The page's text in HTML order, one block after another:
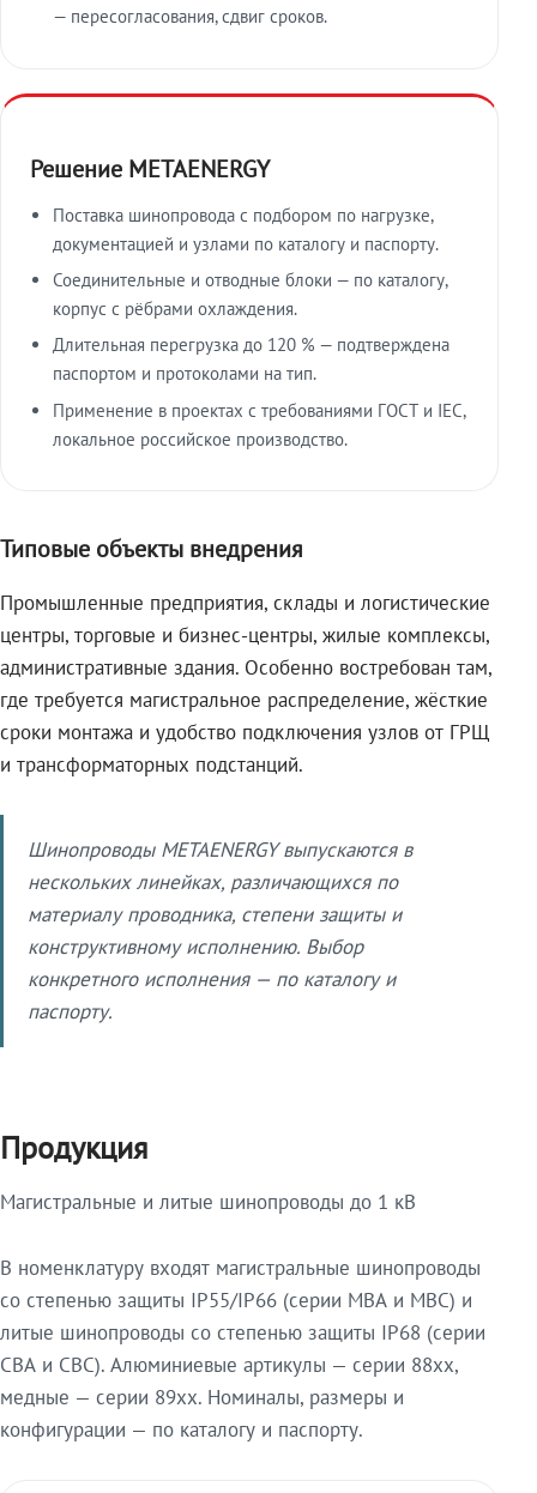
— пересогласования, сдвиг сроков.
Решение METAENERGY
Поставка шинопровода с подбором по нагрузке,
документацией и узлами по каталогу и паспорту.
Соединительные и отводные блоки — по каталогу,
корпус с рёбрами охлаждения.
Длительная перегрузка до 120 % — подтверждена
паспортом и протоколами на тип.
Применение в проектах с требованиями ГОСТ и IEC,
локальное российское производство.
Типовые объекты внедрения
Промышленные предприятия, склады и логистические
центры, торговые и бизнес-центры, жилые комплексы,
административные здания. Особенно востребован там,
где требуется магистральное распределение, жёсткие
сроки монтажа и удобство подключения узлов от ГРЩ
и трансформаторных подстанций.
Шинопроводы METAENERGY выпускаются в
нескольких линейках, различающихся по
материалу проводника, степени защиты и
конструктивному исполнению. Выбор
конкретного исполнения — по каталогу и
паспорту.
Продукция
Магистральные и литые шинопроводы до 1 кВ
В номенклатуру входят магистральные шинопроводы
со степенью защиты IP55/IP66 (серии МВА и МВС) и
литые шинопроводы со степенью защиты IP68 (серии
СВА и СВС). Алюминиевые артикулы — серии 88xx,
медные — серии 89xx. Номиналы, размеры и
конфигурации — по каталогу и паспорту.